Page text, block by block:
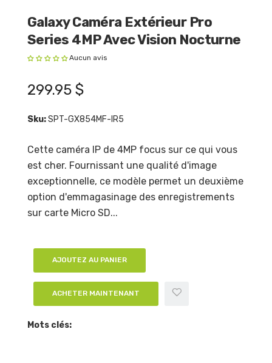
Galaxy Caméra Extérieur Pro
Series 4MP Avec Vision Nocturne
Aucun avis
299.95 $
Sku:SPT-GX854MF-IR5
Cette caméra IP de 4MP focus sur ce qui vous
est cher. Fournissant une qualité d'image
exceptionnelle, ce modèle permet un deuxième
option d'emmagasinage des enregistrements
sur carte Micro SD...
AJOUTEZ AU PANIER
ACHETER MAINTENANT
Mots clés: